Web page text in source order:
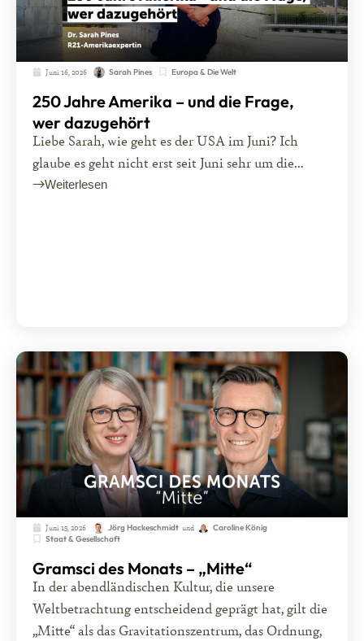
Juni 16, 2026 Sarah Pines Europa & Die Welt
250 Jahre Amerika – und die Frage,
wer dazugehört
Liebe Sarah, wie geht es der USA im Juni? Ich
glaube es geht nicht erst seit Juni sehr um die...
Weiterlesen
Juni 15, 2026 Jörg Hackeschmidt und
Caroline König
Staat & Gesellschaft
Gramsci des Monats – „Mitte“
In der abendländischen Kultur, die unsere
Weltbetrachtung entscheidend geprägt hat, gilt die
„Mitte“ als das Gravitationszentrum, das Ordnung,